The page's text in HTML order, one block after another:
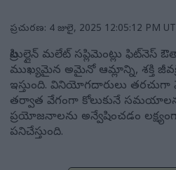
ప్రచురణ: 4 జులై, 2025 12:05:12 PM
సిట్రుల్లైన్ మలేట్ సప్లిమెంట్లు
ముఖ్యమైన అమైనో ఆమ్లాన్ని,
ఇస్తుంది. వినియోగదారులు
తర్వాత వేగంగా కోలుకునే సమయాలను
ప్రయోజనాలను అన్వేషించడం
పనిచేస్తుంది.